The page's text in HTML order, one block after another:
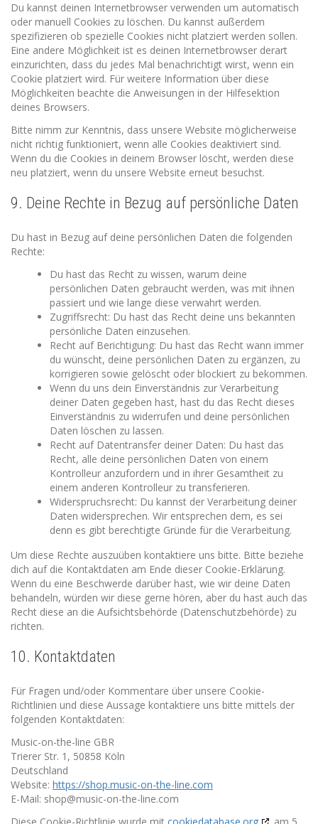
Du kannst deinen Internetbrowser verwenden um automatisch
oder manuell Cookies zu löschen. Du kannst außerdem
spezifizieren ob spezielle Cookies nicht platziert werden sollen.
Eine andere Möglichkeit ist es deinen Internetbrowser derart
einzurichten, dass du jedes Mal benachrichtigt wirst, wenn ein
Cookie platziert wird. Für weitere Information über diese
Möglichkeiten beachte die Anweisungen in der Hilfesektion
deines Browsers.
Bitte nimm zur Kenntnis, dass unsere Website möglicherweise
nicht richtig funktioniert, wenn alle Cookies deaktiviert sind.
Wenn du die Cookies in deinem Browser löscht, werden diese
neu platziert, wenn du unsere Website erneut besuchst.
9. Deine Rechte in Bezug auf persönliche Daten
Du hast in Bezug auf deine persönlichen Daten die folgenden
Rechte:
Du hast das Recht zu wissen, warum deine
persönlichen Daten gebraucht werden, was mit ihnen
passiert und wie lange diese verwahrt werden.
Zugriffsrecht: Du hast das Recht deine uns bekannten
persönliche Daten einzusehen.
Recht auf Berichtigung: Du hast das Recht wann immer
du wünscht, deine persönlichen Daten zu ergänzen, zu
korrigieren sowie gelöscht oder blockiert zu bekommen.
Wenn du uns dein Einverständnis zur Verarbeitung
deiner Daten gegeben hast, hast du das Recht dieses
Einverständnis zu widerrufen und deine persönlichen
Daten löschen zu lassen.
Recht auf Datentransfer deiner Daten: Du hast das
Recht, alle deine persönlichen Daten von einem
Kontrolleur anzufordern und in ihrer Gesamtheit zu
einem anderen Kontrolleur zu transferieren.
Widerspruchsrecht: Du kannst der Verarbeitung deiner
Daten widersprechen. Wir entsprechen dem, es sei
denn es gibt berechtigte Gründe für die Verarbeitung.
Um diese Rechte auszuüben kontaktiere uns bitte. Bitte beziehe
dich auf die Kontaktdaten am Ende dieser Cookie-Erklärung.
Wenn du eine Beschwerde darüber hast, wie wir deine Daten
behandeln, würden wir diese gerne hören, aber du hast auch das
Recht diese an die Aufsichtsbehörde (Datenschutzbehörde) zu
richten.
10. Kontaktdaten
Für Fragen und/oder Kommentare über unsere Cookie-
Richtlinien und diese Aussage kontaktiere uns bitte mittels der
folgenden Kontaktdaten:
Music-on-the-line GBR
Trierer Str. 1, 50858 Köln
Deutschland
Website: https://shop.music-on-the-line.com
E-Mail: shop@music-on-the-line.com